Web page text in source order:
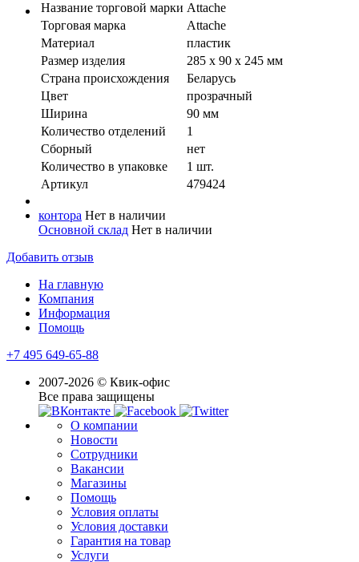
Название торговой марки Attache
Торговая марка
Attache
Материал
пластик
Размер изделия
285 x 90 x 245 мм
Страна происхождения
Беларусь
Цвет
прозрачный
Ширина
90 мм
Количество отделений
1
Сборный
нет
Количество в упaковке
1 шт.
Артикул
479424
контора Нет в наличии
Основной склад Нет в наличии
Добавить отзыв
На главную
Компания
Информация
Помощь
+7 495 649-65-88
2007-2026 © Квик-офис
Все права защищены
О компании
Новости
Сотрудники
Вакансии
Магазины
Помощь
Условия оплаты
Условия доставки
Гарантия на товар
Услуги